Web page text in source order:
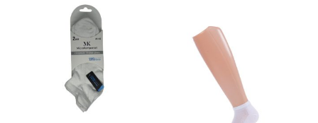
produktet
har
flere
varianter.
Alternativene
kan
produktet
har
flere
varianter.
Alternativene